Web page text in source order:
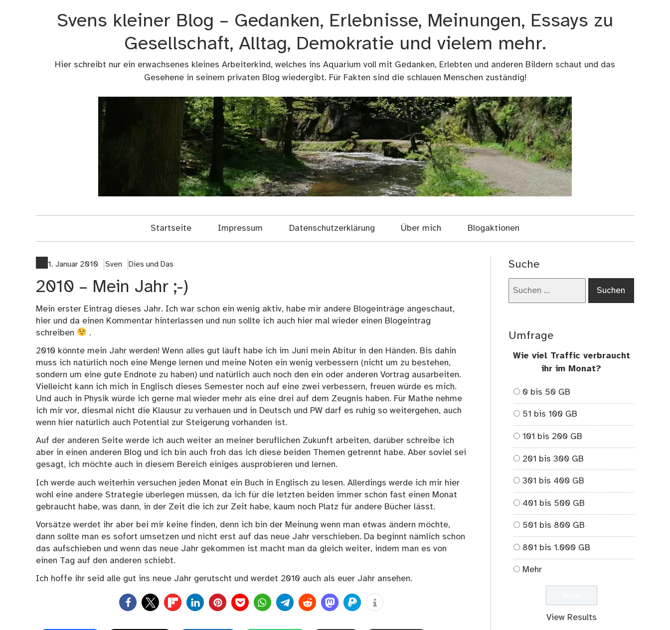
Svens kleiner Blog – Gedanken, Erlebnisse, Meinungen, Essays zu
Gesellschaft, Alltag, Demokratie und vielem mehr.
Hier schreibt nur ein erwachsenes kleines Arbeiterkind, welches ins Aquarium voll mit Gedanken, Erlebten und anderen Bildern schaut und das
Gesehene in seinem privaten Blog wiedergibt. Für Fakten sind die schlauen Menschen zuständig!
Startseite Impressum Datenschutzerklärung Über mich Blogaktionen
1. Januar 2010 Sven Dies und Das
2010 – Mein Jahr ;-)
Mein erster Eintrag dieses Jahr. Ich war schon ein wenig aktiv, habe mir andere Blogeinträge angeschaut,
hier und da einen Kommentar hinterlassen und nun sollte ich auch hier mal wieder einen Blogeintrag
schreiben
.
2010 könnte mein Jahr werden! Wenn alles gut läuft habe ich im Juni mein Abitur in den Händen. Bis dahin
muss ich natürlich noch eine Menge lernen und meine Noten ein wenig verbessern (nicht um zu bestehen,
sondern um eine gute Endnote zu haben) und natürlich auch noch den ein oder anderen Vortrag ausarbeiten.
Vielleicht kann ich mich in Englisch dieses Semester noch auf eine zwei verbessern, freuen würde es mich.
Und auch in Physik würde ich gerne mal wieder mehr als eine drei auf dem Zeugnis haben. Für Mathe nehme
ich mir vor, diesmal nicht die Klausur zu verhauen und in Deutsch und PW darf es ruhig so weitergehen, auch
wenn hier natürlich auch Potential zur Steigerung vorhanden ist.
Auf der anderen Seite werde ich auch weiter an meiner beruflichen Zukunft arbeiten, darüber schreibe ich
aber in einen anderen Blog und ich bin auch froh das ich diese beiden Themen getrennt habe. Aber soviel sei
gesagt, ich möchte auch in diesem Bereich einiges ausprobieren und lernen.
Ich werde auch weiterhin versuchen jeden Monat ein Buch in Englisch zu lesen. Allerdings werde ich mir hier
wohl eine andere Strategie überlegen müssen, da ich für die letzten beiden immer schon fast einen Monat
gebraucht habe, was dann, in der Zeit die ich zur Zeit habe, kaum noch Platz für andere Bücher lässt.
Vorsätze werdet ihr aber bei mir keine finden, denn ich bin der Meinung wenn man etwas ändern möchte,
dann sollte man es sofort umsetzen und nicht erst auf das neue Jahr verschieben. Da beginnt nämlich schon
das aufschieben und wenn das neue Jahr gekommen ist macht man da gleich weiter, indem man es von
einen Tag auf den anderen schiebt.
Ich hoffe ihr seid alle gut ins neue Jahr gerutscht und werdet 2010 auch als euer Jahr ansehen.
0
Suche
Umfrage
Wie viel Traffic verbraucht
ihr im Monat?
0 bis 50 GB
51 bis 100 GB
101 bis 200 GB
201 bis 300 GB
301 bis 400 GB
401 bis 500 GB
501 bis 800 GB
801 bis 1.000 GB
Mehr
View Results